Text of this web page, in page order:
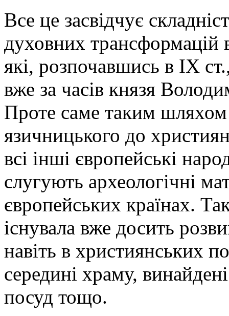
Все це засвідчує
духовних трансформацій
які, розпочавшись в ІХ
вже за часів князя
Проте саме таким шляхом
язичницького до
всі інші європейські
слугують археологічні
європейських країнах.
існувала вже досить
навіть в християнських
середині храму,
посуд тощо.